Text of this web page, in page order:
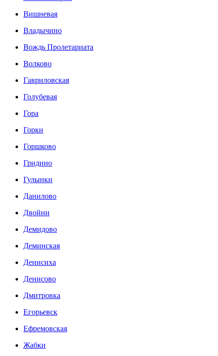
Вишневая
Владычино
Вождь Пролетариата
Волково
Гавриловская
Голубевая
Гора
Горки
Горшково
Гридино
Гулынки
Данилово
Двойни
Демидово
Деминская
Денисиха
Денисово
Дмитровка
Егорьевск
Ефремовская
Жабки